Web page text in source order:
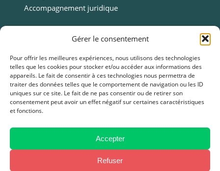
Gérer le consentement
Pour offrir les meilleures expériences, nous utilisons des technologies
telles que les cookies pour stocker et/ou accéder aux informations des
appareils. Le fait de consentir à ces technologies nous permettra de
traiter des données telles que le comportement de navigation ou les ID
uniques sur ce site. Le fait de ne pas consentir ou de retirer son
consentement peut avoir un effet négatif sur certaines caractéristiques
et fonctions.
Accepter
Refuser
Accompagnement juridique
Ressources
Webinars
Cas clients
Fiches pratiques
Livres blancs & Guides
Boîtes à outils
FAQ